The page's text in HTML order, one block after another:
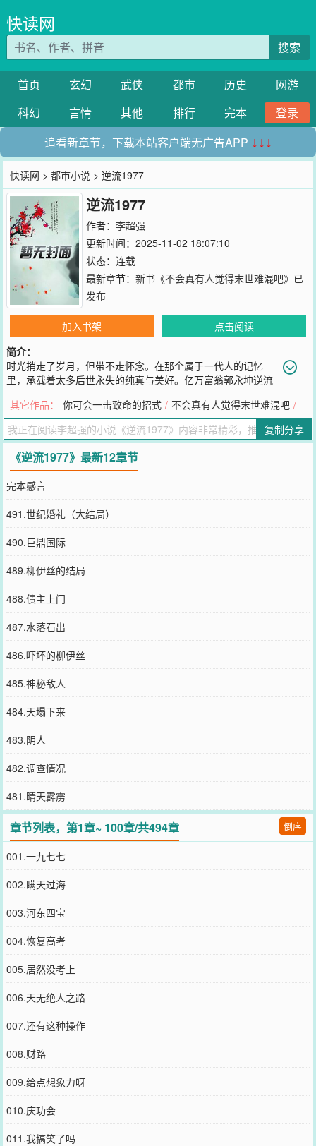
快读网
搜索
首页 玄幻 武侠 都市 历史
网游
科幻
言情 其他 排行 完本
登录
追看新章节，下载本站客户端无广告APP ↓↓↓
快读网 >都市小说 > 逆流1977
逆流1977
作者： 李超强
更新时间：2025-11-02 18:07:10
状态：连载
最新章节： 新书《不会真有人觉得末世难混吧》已
发布
加入书架
点击阅读
简介：
时光捎走了岁月，但带不走怀念。在那个属于一代人的记忆
里，承载着太多后世永失的纯真与美好。亿万富翁郭永坤逆流
………………书友群：876-668-863
您要是觉得《逆流1977》还不错的话请不要忘记向您QQ群和微博微
信里的朋友推荐哦！
其它作品： 你可会一击致命的招式 / 不会真有人觉得末世难混吧 /
复制分享
《逆流1977》最新12章节
完本感言
491.世纪婚礼（大结局）
490.巨鼎国际
489.柳伊丝的结局
488.债主上门
487.水落石出
486.吓坏的柳伊丝
485.神秘敌人
484.天塌下来
483.阴人
482.调查情况
481.晴天霹雳
章节列表，第1章~ 100章/共494章 倒序
001.一九七七
002.瞒天过海
003.河东四宝
004.恢复高考
005.居然没考上
006.天无绝人之路
007.还有这种操作
008.财路
009.给点想象力呀
010.庆功会
011.我搞笑了吗